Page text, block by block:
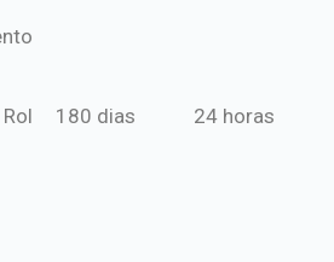
180 dias 24 horas